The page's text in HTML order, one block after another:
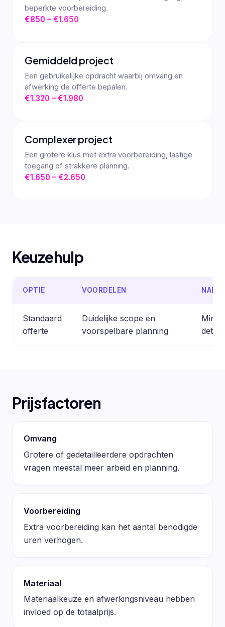
beperkte voorbereiding.
€850 – €1.650
Gemiddeld project
Een gebruikelijke opdracht waarbij omvang en
afwerking de offerte bepalen.
€1.320 – €1.980
Complexer project
Een grotere klus met extra voorbereiding, lastige
toegang of strakkere planning.
€1.650 – €2.650
Keuzehulp
OPTIE VOORDELEN
Standaard
offerte
Duidelijke scope en
voorspelbare planning
Prijsfactoren
Omvang
Grotere of gedetailleerdere opdrachten
vragen meestal meer arbeid en planning.
Voorbereiding
Extra voorbereiding kan het aantal benodigde
uren verhogen.
Materiaal
Materiaalkeuze en afwerkingsniveau hebben
invloed op de totaalprijs.